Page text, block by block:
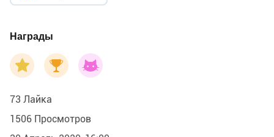
Награды
73 Лайка
1506 Просмотров